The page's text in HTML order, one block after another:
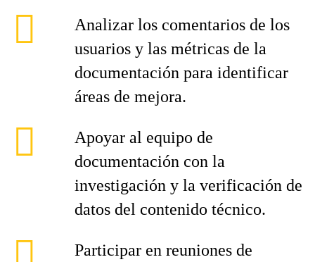
Analizar los comentarios de los
usuarios y las métricas de la
documentación para identificar
áreas de mejora.
Apoyar al equipo de
documentación con la
investigación y la verificación de
datos del contenido técnico.
Participar en reuniones de